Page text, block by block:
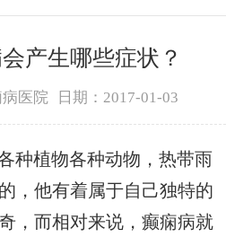
产生哪些症状？
医院 日期：2017-01-03
种植物各种动物，热带雨
，他有着属于自己独特的
，而相对来说，癫痫病就